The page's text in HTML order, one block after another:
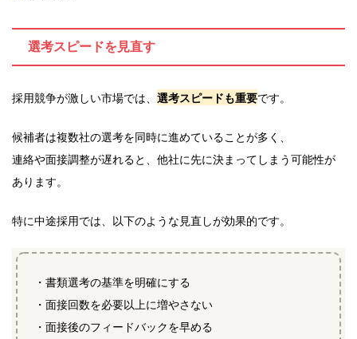
選考スピードを見直す
採用競争が激しい市場では、 選考スピードも重要です。
候補者は複数社の選考を同時に進めていることが多く、
連絡や面接調整が遅れると、他社に先に決まってしまう可能性が
あります。
特に中途採用では、以下のような見直しが効果的です。
・書類選考の基準を明確にする
・面接回数を必要以上に増やさない
・面接後のフィードバックを早める